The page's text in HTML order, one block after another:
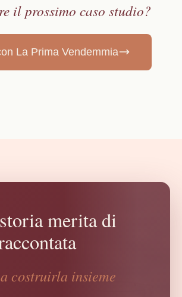
il prossimo caso studio?
La Prima Vendemmia
merita di
costruirla insieme